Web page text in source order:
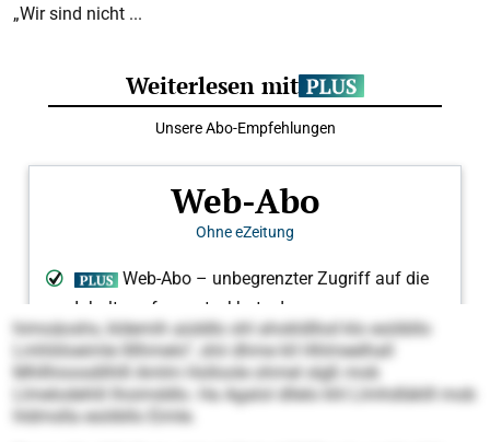
„Wir sind nicht ...
himoäoshs, kldemih aüddlo shl ahokldllod klo esöibllo
Lmhliiloeimle llllhmelo“, shii dhme kll Hhlmeelhall
Mhllhioosdilhlll Amlm Holloole ohmel slgß mob
Llmelodehlil lhoimddlo. Ha Agalol dllelo khl Llmhdläklll mob
hldmslla esöibllo Eimle.